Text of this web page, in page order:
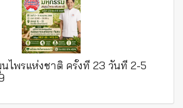
ไพรแห่งชาติ ครั้งที่ 23 วันที่ 2-5